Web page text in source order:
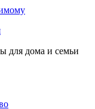
для дома и семьи